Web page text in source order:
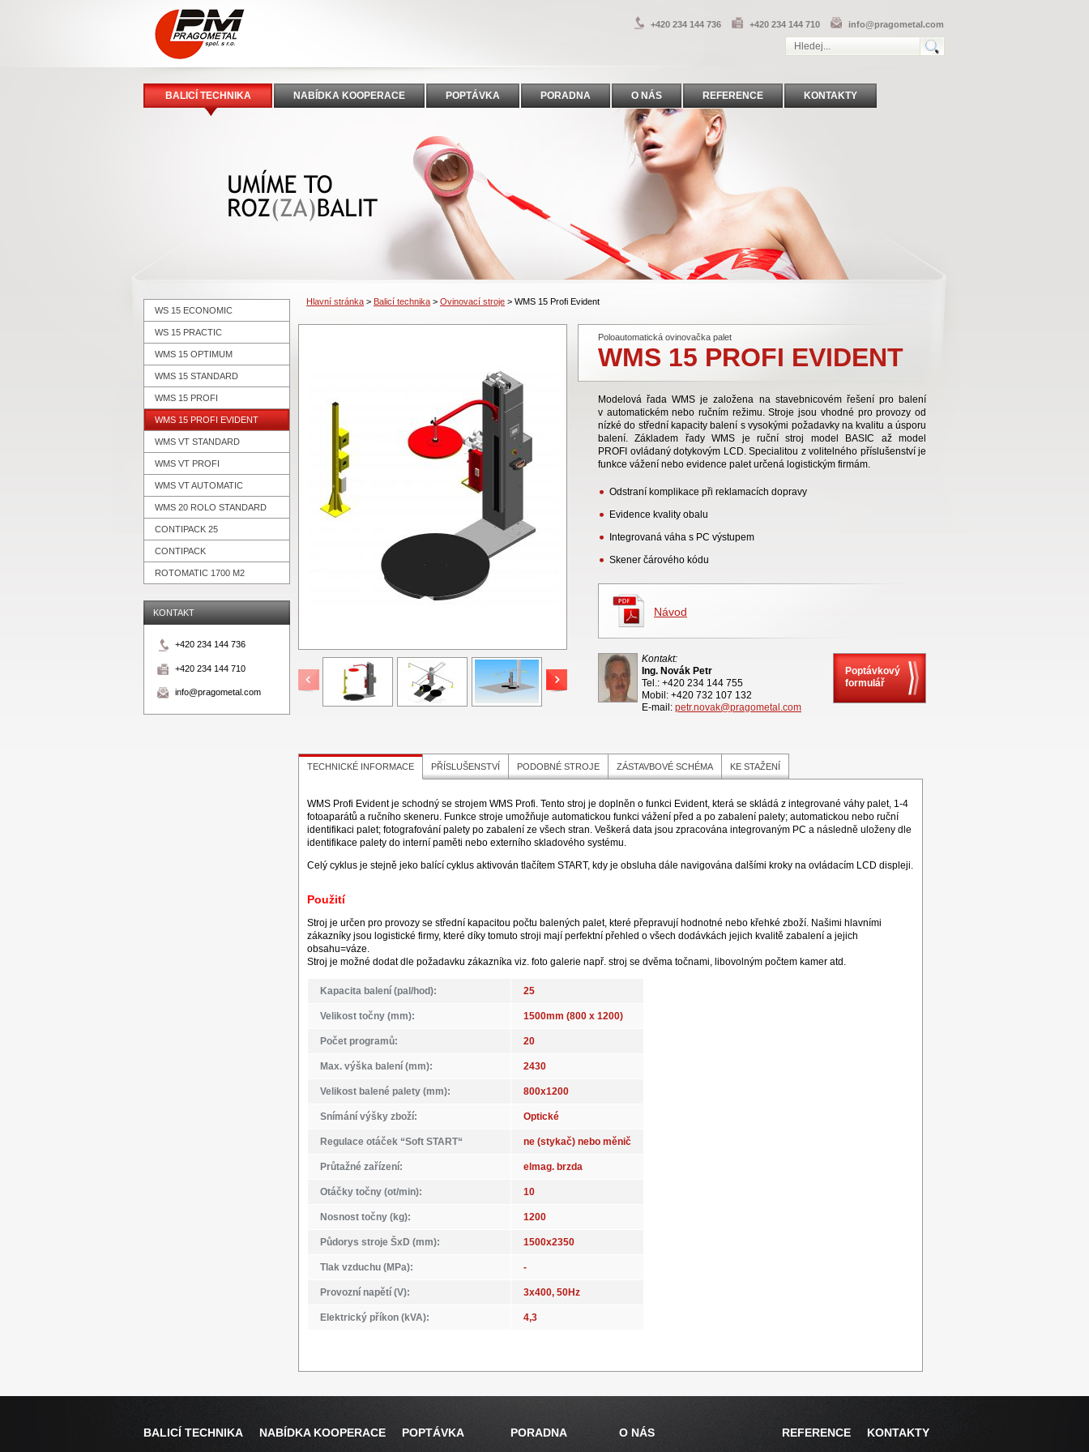
BALICÍ TECHNIKA NABÍDKA KOOPERACE POPTÁVKA PORADNA O NÁS REFERENCE KONTAKTY
+420 234 144 736 +420 234 144 710 info@pragometal.com
Hlavní stránka > Balicí technika > Ovinovací stroje > WMS 15 Profi Evident
Poloautomatická ovinovačka palet
WMS 15 PROFI EVIDENT
Modelová řada WMS je založena na stavebnicovém řešení pro balení
v automatickém nebo ručním režimu. Stroje jsou vhodné pro provozy od
nízké do střední kapacity balení s vysokými požadavky na kvalitu a úsporu
balení. Základem řady WMS je ruční stroj model BASIC až model
PROFI ovládaný dotykovým LCD. Specialitou z volitelného příslušenství je
funkce vážení nebo evidence palet určená logistickým firmám.
Odstraní komplikace při reklamacích dopravy
Evidence kvality obalu
Integrovaná váha s PC výstupem
Skener čárového kódu
Návod
Poptávkový
formulář
Kontakt:
Ing. Novák Petr
Tel.: +420 234 144 755
Mobil: +420 732 107 132
E-mail: petr.novak@pragometal.com
TECHNICKÉ INFORMACE PŘÍSLUŠENSTVÍ PODOBNÉ STROJE ZÁSTAVBOVÉ SCHÉMA KE STAŽENÍ
WMS Profi Evident je schodný se strojem WMS Profi. Tento stroj je doplněn o funkci Evident, která se skládá z integrované váhy palet, 1-4
fotoaparátů a ručního skeneru. Funkce stroje umožňuje automatickou funkci vážení před a po zabalení palety; automatickou nebo ruční
identifikaci palet; fotografování palety po zabalení ze všech stran. Veškerá data jsou zpracována integrovaným PC a následně uloženy dle
identifikace palety do interní paměti nebo externího skladového systému.
Celý cyklus je stejně jeko balící cyklus aktivován tlačítem START, kdy je obsluha dále navigována dalšími kroky na ovládacím LCD displeji.
Použití
Stroj je určen pro provozy se střední kapacitou počtu balených palet, které přepravují hodnotné nebo křehké zboží. Našimi hlavními
zákazníky jsou logistické firmy, které díky tomuto stroji mají perfektní přehled o všech dodávkách jejich kvalitě zabalení a jejich
obsahu=váze.
Stroj je možné dodat dle požadavku zákazníka viz. foto galerie např. stroj se dvěma točnami, libovolným počtem kamer atd.
Kapacita balení (pal/hod): 25
Velikost točny (mm): 1500mm (800 x 1200)
Počet programů: 20
Max. výška balení (mm): 2430
Velikost balené palety (mm): 800x1200
Snímání výšky zboží: Optické
Regulace otáček “Soft START“ ne (stykač) nebo měnič
Průtažné zařízení: elmag. brzda
Otáčky točny (ot/min): 10
Nosnost točny (kg): 1200
Půdorys stroje ŠxD (mm): 1500x2350
Tlak vzduchu (MPa): -
Provozní napětí (V): 3x400, 50Hz
Elektrický příkon (kVA): 4,3
WS 15 ECONOMIC
WS 15 PRACTIC
WMS 15 OPTIMUM
WMS 15 STANDARD
WMS 15 PROFI
WMS 15 PROFI EVIDENT
WMS VT STANDARD
WMS VT PROFI
WMS VT AUTOMATIC
WMS 20 ROLO STANDARD
CONTIPACK 25
CONTIPACK
ROTOMATIC 1700 M2
KONTAKT
+420 234 144 736
+420 234 144 710
info@pragometal.com
BALICÍ TECHNIKA NABÍDKA KOOPERACE POPTÁVKA PORADNA O NÁS REFERENCE KONTAKTY